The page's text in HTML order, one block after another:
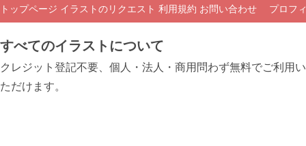
トップページ イラストのリクエスト 利用規約 お問い合わせ プロフ
すべてのイラストについて
クレジット登記不要、個人・法人・商用問わず無料でご利用い
ただけます。